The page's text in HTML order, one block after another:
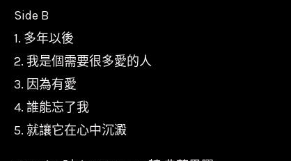
Side B
1. 多年以後
2. 我是個需要很多愛的人
3. 因為有愛
4. 誰能忘了我
5. 就讓它在心中沉澱